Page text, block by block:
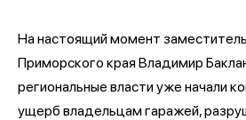
На настоящий момент
Приморского края Владимир
региональные власти уже начали
ущерб владельцам гаражей,